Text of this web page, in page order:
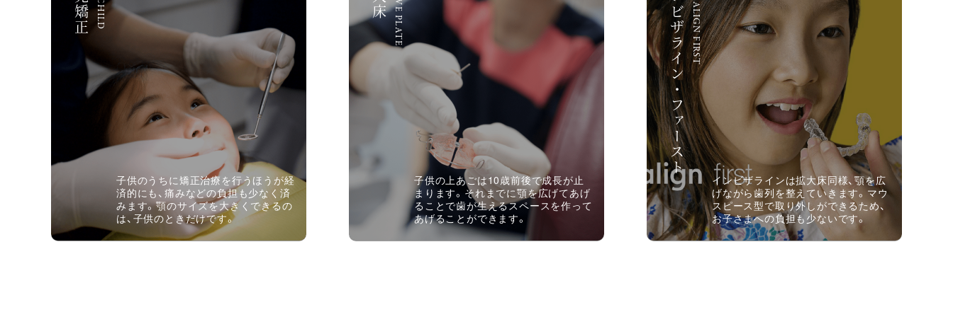
子供のうちに矯正治療を行うほうが経
済的にも、痛みなどの負担も少なく済
みます。顎のサイズを大きくできるの
は、子供のときだけです。
子供の上あごは10歳前後で成長が止
まります。それまでに顎を広げてあげ
ることで歯が生えるスペースを作って
あげることができます。
INVISALIGN FIRST
インビザライン・ファースト
インビザラインは拡大床同様、顎を広
げながら歯列を整えていきます。マウ
スピース型で取り外しができるため、
お子さまへの負担も少ないです。